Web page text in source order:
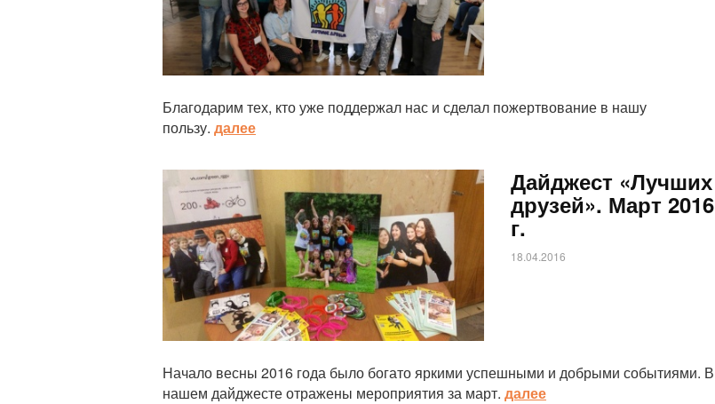
Благодарим тех, кто уже поддержал нас и сделал пожертвование в нашу
пользу. далее
Статья Дайджест «Лучших
друзей». Март 2016
г.
18.04.2016
Начало весны 2016 года было богато яркими успешными и добрыми событиями. В
нашем дайджесте отражены мероприятия за март. далее